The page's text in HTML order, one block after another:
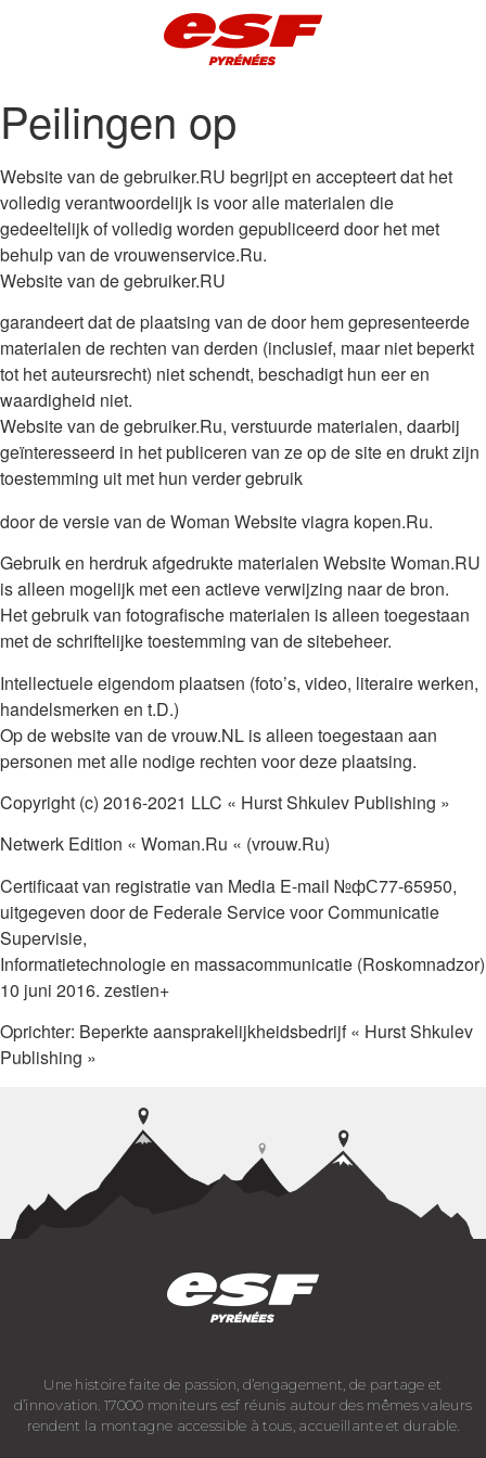
Peilingen op
Website van de gebruiker.RU begrijpt en accepteert dat het
volledig verantwoordelijk is voor alle materialen die
gedeeltelijk of volledig worden gepubliceerd door het met
behulp van de vrouwenservice.Ru.
Website van de gebruiker.RU
garandeert dat de plaatsing van de door hem gepresenteerde
materialen de rechten van derden (inclusief, maar niet beperkt
tot het auteursrecht) niet schendt, beschadigt hun eer en
waardigheid niet.
Website van de gebruiker.Ru, verstuurde materialen, daarbij
geïnteresseerd in het publiceren van ze op de site en drukt zijn
toestemming uit met hun verder gebruik
https://penta-expertise.be/chto-znachit-lgotnyj-period-po-
door de versie van de Woman Website viagra kopen.Ru.
Gebruik en herdruk afgedrukte materialen Website Woman.RU
is alleen mogelijk met een actieve verwijzing naar de bron.
Het gebruik van fotografische materialen is alleen toegestaan ​​
met de schriftelijke toestemming van de sitebeheer.
Intellectuele eigendom plaatsen (foto’s, video, literaire werken,
handelsmerken en t.D.)
Op de website van de vrouw.NL is alleen toegestaan ​​aan
personen met alle nodige rechten voor deze plaatsing.
Copyright (c) 2016-2021 LLC « Hurst Shkulev Publishing »
Netwerk Edition « Woman.Ru « (vrouw.Ru)
Certificaat van registratie van Media E-mail №фС77-65950,
uitgegeven door de Federale Service voor Communicatie
Supervisie,
Informatietechnologie en massacommunicatie (Roskomnadzor)
10 juni 2016. zestien+
Oprichter: Beperkte aansprakelijkheidsbedrijf « Hurst Shkulev
Publishing »
Une histoire faite de passion, d’engagement, de partage et
d’innovation. 17000 moniteurs esf réunis autour des mêmes valeurs
rendent la montagne accessible à tous, accueillante et durable.